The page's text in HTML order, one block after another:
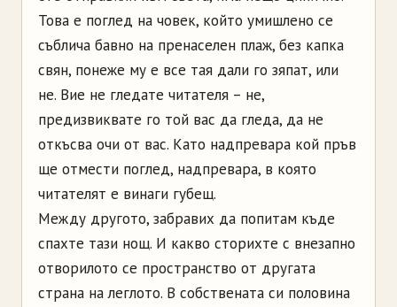
Това е поглед на човек, който умишлено се
съблича бавно на пренаселен плаж, без капка
свян, понеже му е все тая дали го зяпат, или
не. Вие не гледате читателя – не,
предизвиквате го той вас да гледа, да не
откъсва очи от вас. Като надпревара кой пръв
ще отмести поглед, надпревара, в която
читателят е винаги губещ.
Между другото, забравих да попитам къде
спахте тази нощ. И какво сторихте с внезапно
отворилото се пространство от другата
страна на леглото. В собствената си половина